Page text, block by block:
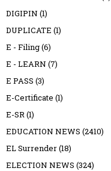
DIGIPIN (1)
DUPLICATE (1)
E - Filing(6)
E - LEARN (7)
E PASS (3)
E-Certificate (1)
E-SR(1)
EDUCATION NEWS (2410)
EL Surrender(18)
ELECTION NEWS (324)